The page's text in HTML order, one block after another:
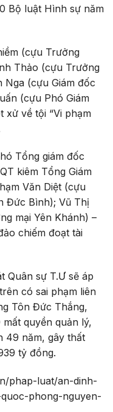
Bộ luật Hình sự năm
(cựu Trưởng
Thảo (cựu Trưởng
Nga (cựu Giám đốc
(cựu Phó Giám
xử về tội “Vi phạm
Tổng giám đốc
kiêm Tổng Giám
Văn Diệt (cựu
Đức Bình); Vũ Thị
mại Yên Khánh) –
chiếm đoạt tài
Quân sự T.Ư sẽ áp
có sai phạm liên
Tôn Đức Thắng,
mất quyền quản lý,
49 năm, gây thất
tỷ đồng.
phap-luat/an-dinh-
phong-nguyen-